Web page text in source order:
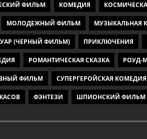
ФИЛЬМ КОМЕДИЯ
МОЛОДЕЖНЫЙ ФИЛЬМ МУЗЫКАЛЬНАЯ
(ЧЕРНЫЙ ФИЛЬМ) ПРИКЛЮЧЕНИЯ
РОМАНТИЧЕСКАЯ СКАЗКА РОУД-
ФИЛЬМ СУПЕРГЕРОЙСКАЯ КОМЕДИЯ
ФЭНТЕЗИ ШПИОНСКИЙ ФИЛЬМ